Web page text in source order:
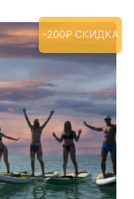
-200₽ СКИДКА